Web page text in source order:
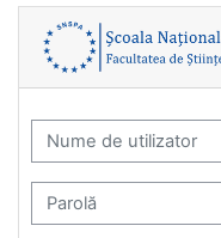
Sari la conţinutul principal
eUniversity
Nume de utilizator
Parolă